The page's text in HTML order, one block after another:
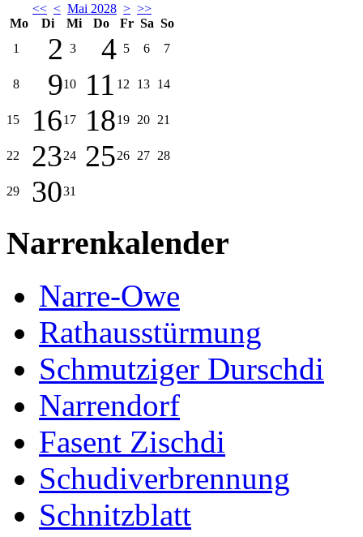
<< < Mai 2028 > >>
Mo
Di Mi Do Fr Sa So
1
2 3 4 5 6 7
8 910 11 12 13 14
15 1617 1819 20 21
22 2324 2526 27 28
29 3031
Narrenkalender
Narre-Owe
Rathausstürmung
Schmutziger Durschdi
Narrendorf
Fasent Zischdi
Schudiverbrennung
Schnitzblatt